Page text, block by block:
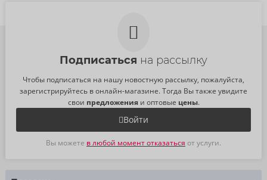
Подписаться на рассылку
Чтобы подписаться на нашу новостную рассылку, пожалуйста,
зарегистрируйтесь в онлайн-магазине. Тогда Вы также увидите
свои предложенияи оптовые цены.
Войти
Вы можете в любой момент отказаться от услуги.